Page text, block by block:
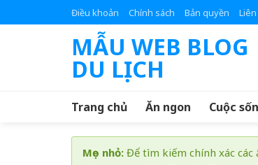
to
Điều khoản Chính sách Bản quyền
MẪU WEB BLOG
DU LỊCH
Trang chủ Ăn ngon Cuộc
Mẹo nhỏ: Để tìm kiếm chính xác các